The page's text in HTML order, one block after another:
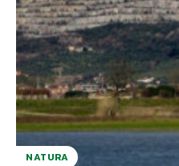
NATURA